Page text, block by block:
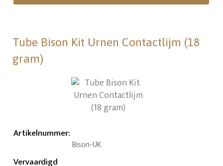
Tube Bison Kit Urnen Contactlijm (18
gram)
Artikelnummer:
Bison-UK
Vervaardigd